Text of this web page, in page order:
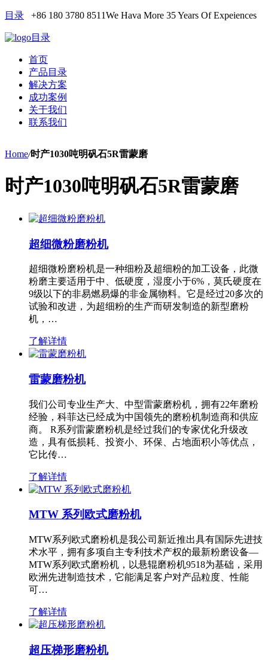
目录 +86 180 3780 8511We Hava More 35 Years Of Expeiences
目录
首页
产品目录
解决方案
成功案例
关于我们
联系我们
Home/时产1030吨明矾石5R雷蒙磨
时产1030吨明矾石5R雷蒙磨
超细微粉磨粉机
超细微粉磨粉机是一种细粉及超细粉的加工设备，此微
粉磨主要适用于中、低硬度，湿度小于6%，莫氏硬度在
9级以下的非易燃易爆的非金属物料。它是经过20多次的
试验和改进，为超细粉的生产而研发制造的新型磨粉
机，…
了解详情
雷蒙磨粉机
我们公司专业生产大、中型雷蒙磨粉机，拥有22年磨粉
经验，科菲达已经成为中国领先的磨粉机制造商和供应
商。 R系列雷蒙磨粉机是经过我们的专家优化升级改
造，具有低损耗、投资小、环保、占地面积小等优点，
它比传…
了解详情
MTW 系列欧式磨粉机
MTW系列欧式磨粉机是我公司新近推出具有国际先进技
术水平，拥有多项自主专利技术产权的最新粉磨设备—
MTW系列欧式磨粉机，以悬辊磨粉机9518为基础，采用
欧洲先进制造技术，它能满足客户对产品粒度、性能
可…
了解详情
超压梯形磨粉机